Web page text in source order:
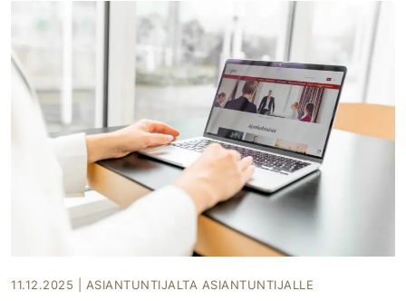
11.12.2025 ASIANTUNTIJALTA ASIANTUNTIJALLE